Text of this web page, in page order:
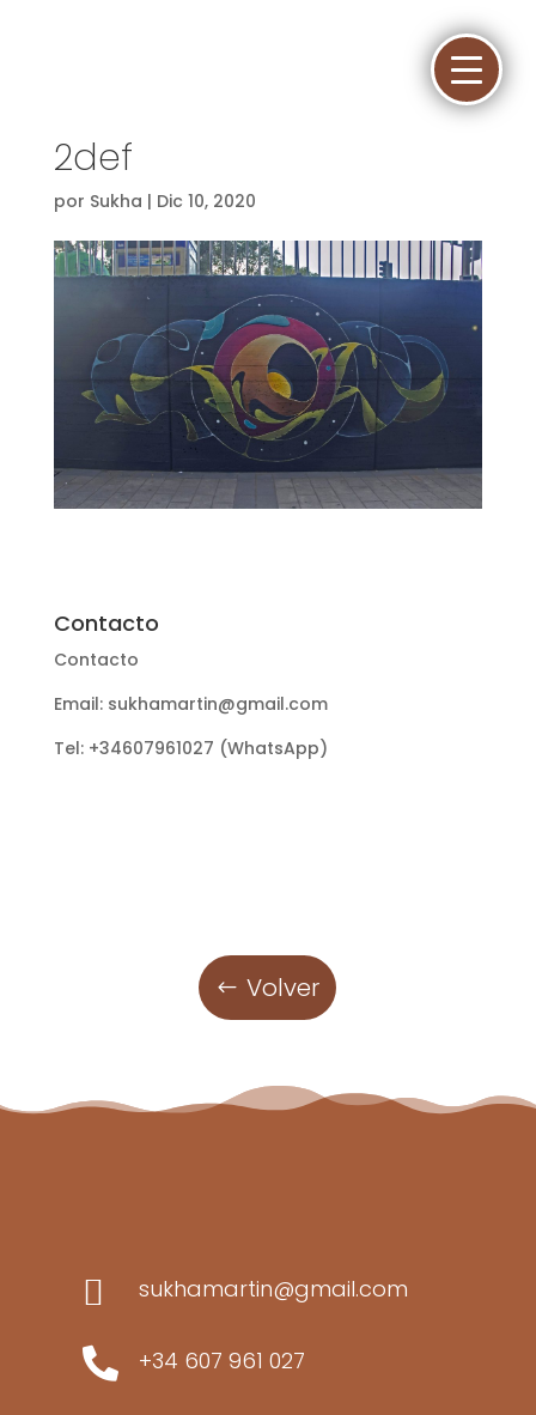
2def
por Sukha | Dic 10, 2020
Contacto
Contacto
Email: sukhamartin@gmail.com
Tel: +34607961027 (WhatsApp)
Volver
 sukhamartin@gmail.com
 +34 607 961 027